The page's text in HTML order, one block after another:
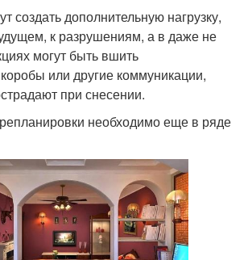
создать дополнительную нагрузку,
к разрушениям, а в даже не
могут быть вшить
или другие коммуникации,
при снесении.
необходимо еще в ряде